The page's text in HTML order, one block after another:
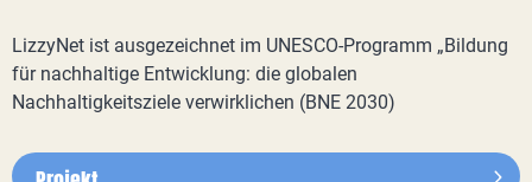
LizzyNet ist ausgezeichnet im UNESCO-Programm „Bildung
für nachhaltige Entwicklung: die globalen
Nachhaltigkeitsziele verwirklichen (BNE 2030)